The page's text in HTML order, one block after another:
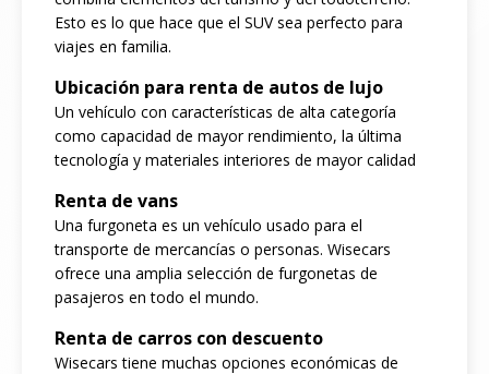
Esto es lo que hace que el SUV sea perfecto para
viajes en familia.
Ubicación para renta de autos de lujo
Un vehículo con características de alta categoría
como capacidad de mayor rendimiento, la última
tecnología y materiales interiores de mayor calidad
Renta de vans
Una furgoneta es un vehículo usado para el
transporte de mercancías o personas. Wisecars
ofrece una amplia selección de furgonetas de
pasajeros en todo el mundo.
Renta de carros con descuento
Wisecars tiene muchas opciones económicas de